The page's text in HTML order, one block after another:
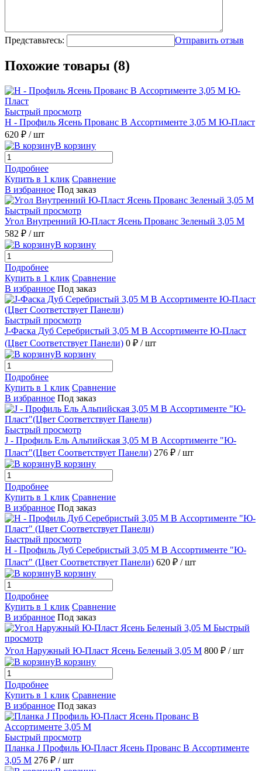
Представьтесь: Отправить отзыв
Похожие товары (8)
Быстрый просмотр
H - Профиль Ясень Прованс В Ассортименте 3,05 М Ю-Пласт
620 ₽ / шт
В корзину
Подробнее
Купить в 1 клик Сравнение
В избранное Под заказ
Быстрый просмотр
Угол Внутренний Ю-Пласт Ясень Прованс Зеленый 3,05 М
582 ₽ / шт
В корзину
Подробнее
Купить в 1 клик Сравнение
В избранное Под заказ
Быстрый просмотр
J-Фаска Дуб Серебристый 3,05 М В Ассортименте Ю-Пласт
(Цвет Соответствует Панели) 0 ₽ / шт
В корзину
Подробнее
Купить в 1 клик Сравнение
В избранное Под заказ
Быстрый просмотр
J - Профиль Ель Альпийская 3,05 М В Ассортименте "Ю-
Пласт"(Цвет Соответствует Панели) 276 ₽ / шт
В корзину
Подробнее
Купить в 1 клик Сравнение
В избранное Под заказ
Быстрый просмотр
H - Профиль Дуб Серебристый 3,05 М В Ассортименте "Ю-
Пласт" (Цвет Соответствует Панели) 620 ₽ / шт
В корзину
Подробнее
Купить в 1 клик Сравнение
В избранное Под заказ
Быстрый
просмотр
Угол Наружный Ю-Пласт Ясень Беленый 3,05 М 800 ₽ / шт
В корзину
Подробнее
Купить в 1 клик Сравнение
В избранное Под заказ
Быстрый просмотр
Планка J Профиль Ю-Пласт Ясень Прованс В Ассортименте
3,05 М 276 ₽ / шт